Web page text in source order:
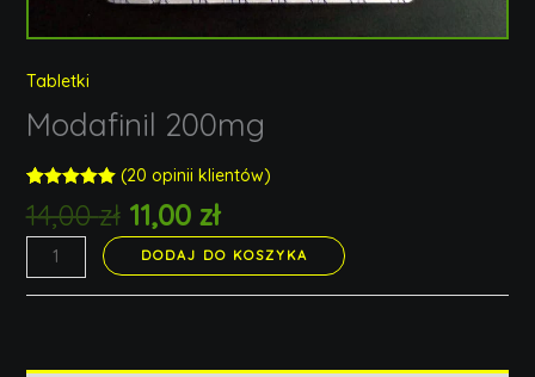
Tabletki
Modafinil 200mg
out of 5
based on
customer
ratings
(20 opinii klientów)
14,00zł 11,00 zł
DODAJ DO KOSZYKA